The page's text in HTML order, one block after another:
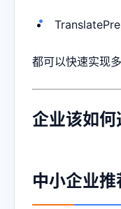
都可以快速实现多
企业该如何
中小企业推